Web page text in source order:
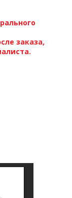
заказа,